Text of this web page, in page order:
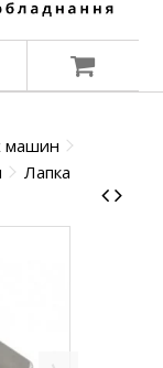
машин
Лапка